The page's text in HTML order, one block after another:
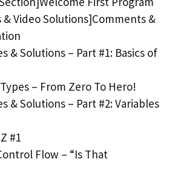
& Video Solutions]Comments &
& Solutions – Part #1: Basics of
– From Zero To Hero!
& Solutions – Part #2: Variables
#1
Flow – “Is That